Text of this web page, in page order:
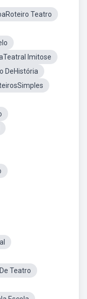
Teatro
Imitose
DeHistória
Teatro